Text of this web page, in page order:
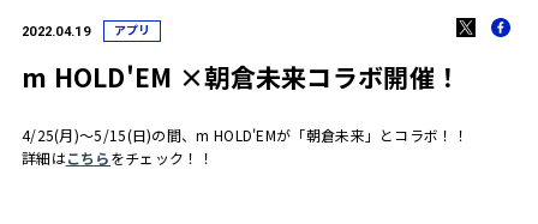
2022.04.19 アプリ
m HOLD'EM ×朝倉未来コラボ開催！
4/25(月)～5/15(日)の間、m HOLD'EMが「朝倉未来」とコラボ！！
詳細はこちらをチェック！！